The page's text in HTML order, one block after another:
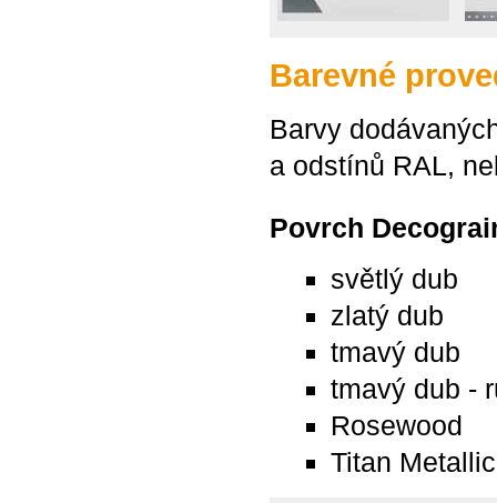
Barevné
Barvy
a odstínů RAL,
Povrch
světlý dub
zlatý dub
tmavý dub
tmavý dub -
Rosewood
Titan Metallic